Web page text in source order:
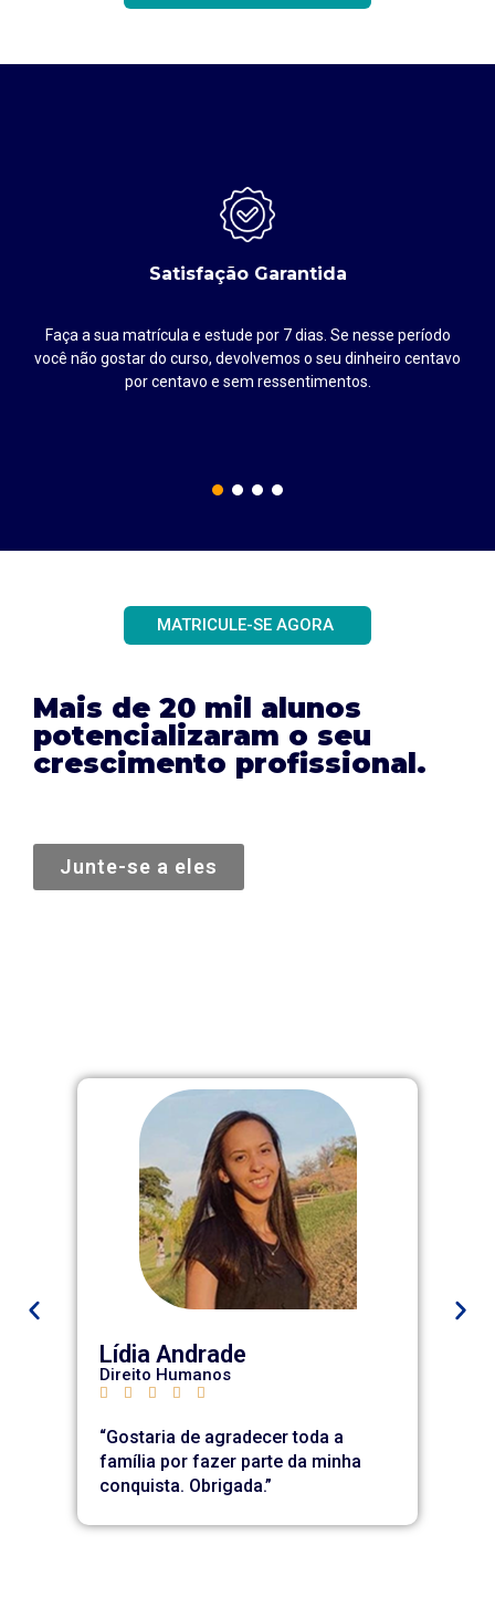
Satisfação Garantida
Faça a sua matrícula e estude por 7 dias. Se nesse período
você não gostar do curso, devolvemos o seu dinheiro centavo
por centavo e sem ressentimentos.
MATRICULE-SE AGORA
Mais de 20 mil alunos
potencializaram o seu
crescimento profissional.
Junte-se a eles
Lídia Andrade
Direito Humanos
    
“Gostaria de agradecer toda a
família por fazer parte da minha
conquista. Obrigada.”